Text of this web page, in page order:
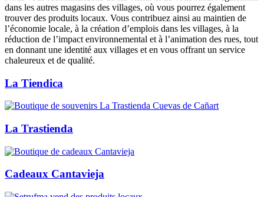
dans les autres magasins des villages, où vous pourrez également
trouver des produits locaux. Vous contribuez ainsi au maintien de
l’économie locale, à la création d’emplois dans les villages, à la
réduction de l’impact environnemental et à l’animation des rues, tout
en donnant une identité aux villages et en vous offrant un service
chaleureux et de qualité.
La Tiendica
La Trastienda
Cadeaux Cantavieja